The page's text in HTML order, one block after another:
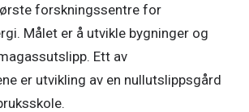
forskningssentre for
Målet er å utvikle bygninger og
Ett av
er utvikling av en nullutslippsgård